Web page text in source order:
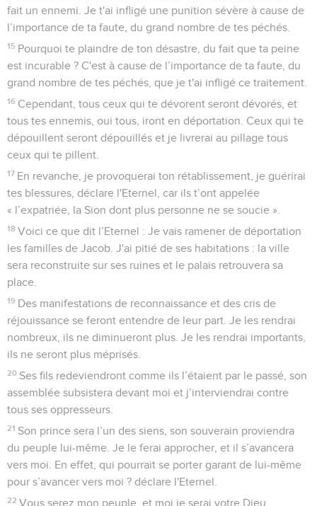
fait un ennemi. Je t'ai infligé une punition sévère à cause de
l’importance de ta faute, du grand nombre de tes péchés.
15 Pourquoi te plaindre de ton désastre, du fait que ta peine
est incurable ? C'est à cause de l’importance de ta faute, du
grand nombre de tes péchés, que je t'ai infligé ce traitement.
16 Cependant, tous ceux qui te dévorent seront dévorés, et
tous tes ennemis, oui tous, iront en déportation. Ceux qui te
dépouillent seront dépouillés et je livrerai au pillage tous
ceux qui te pillent.
17 En revanche, je provoquerai ton rétablissement, je guérirai
tes blessures, déclare l'Eternel, car ils t’ont appelée
« l’expatriée, la Sion dont plus personne ne se soucie ».
18 Voici ce que dit l’Eternel : Je vais ramener de déportation
les familles de Jacob. J'ai pitié de ses habitations : la ville
sera reconstruite sur ses ruines et le palais retrouvera sa
place.
19 Des manifestations de reconnaissance et des cris de
réjouissance se feront entendre de leur part. Je les rendrai
nombreux, ils ne diminueront plus. Je les rendrai importants,
ils ne seront plus méprisés.
20 Ses fils redeviendront comme ils l’étaient par le passé, son
assemblée subsistera devant moi et j’interviendrai contre
tous ses oppresseurs.
21 Son prince sera l’un des siens, son souverain proviendra
du peuple lui-même. Je le ferai approcher, et il s’avancera
vers moi. En effet, qui pourrait se porter garant de lui-même
pour s’avancer vers moi ? déclare l'Eternel.
22 Vous serez mon peuple, et moi je serai votre Dieu.